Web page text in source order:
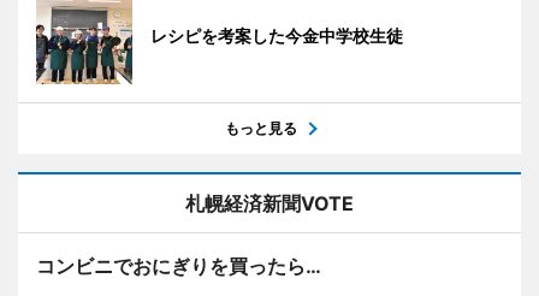
レシピを考案した今金中学校生徒
もっと見る
札幌経済新聞VOTE
コンビニでおにぎりを買ったら…